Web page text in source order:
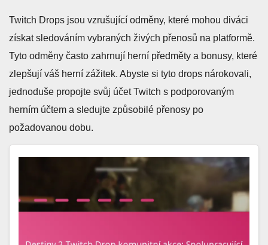
Twitch Drops jsou vzrušující odměny, které mohou diváci
získat sledováním vybraných živých přenosů na platformě.
Tyto odměny často zahrnují herní předměty a bonusy, které
zlepšují váš herní zážitek. Abyste si tyto drops nárokovali,
jednoduše propojte svůj účet Twitch s podporovaným
herním účtem a sledujte způsobilé přenosy po
požadovanou dobu.